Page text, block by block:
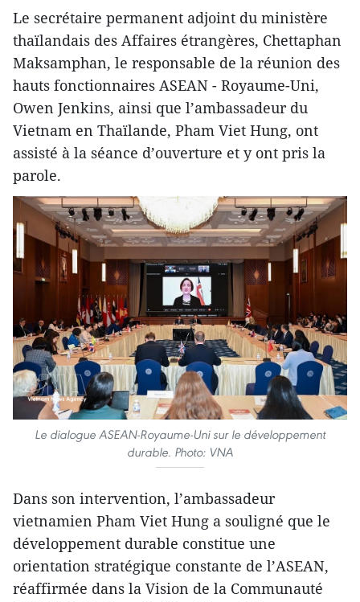
Le secrétaire permanent adjoint du ministère
thaïlandais des Affaires étrangères, Chettaphan
Maksamphan, le responsable de la réunion des
hauts fonctionnaires ASEAN - Royaume-Uni,
Owen Jenkins, ainsi que l’ambassadeur du
Vietnam en Thaïlande, Pham Viet Hung, ont
assisté à la séance d’ouverture et y ont pris la
parole.
Le dialogue ASEAN-Royaume-Uni sur le développement
durable. Photo: VNA
Dans son intervention, l’ambassadeur
vietnamien Pham Viet Hung a souligné que le
développement durable constitue une
orientation stratégique constante de l’ASEAN,
réaffirmée dans la Vision de la Communauté